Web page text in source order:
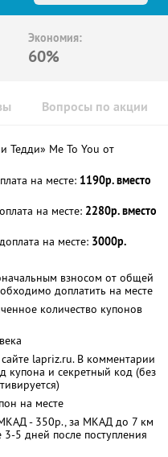
Экономия:
60%
Вопросы по акции
Тедди» Me To You от
на месте: 1190р. вместо
на месте: 2280р. вместо
на месте: 3000р.
взносом от общей
доплатить на месте
количество купонов
lapriz.ru. В комментарии
купона и секретный код (без
на месте
- 350р., за МКАД до 7 км
3-5 дней после поступления